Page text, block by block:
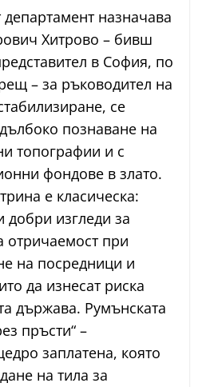
департамент назначава
Хитрово – бивш
в София, по
– за ръководител на
се
познаване на
топографии и с
фондове в злато.
е класическа:
добри изгледи за
отричаемост при
на посредници и
да изнесат риска
държава. Румънската
пръсти“ –
заплатена, която
на тила за